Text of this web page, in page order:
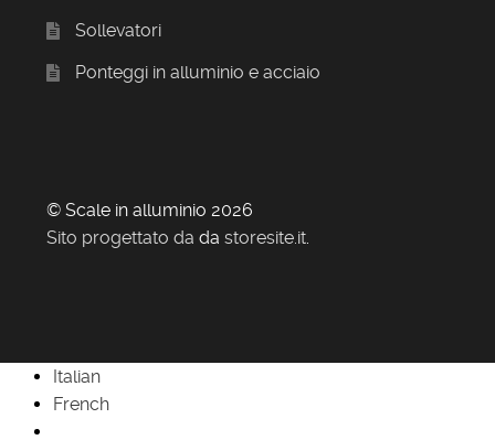
Sollevatori
Ponteggi in alluminio e acciaio
© Scale in alluminio 2026
Sito progettato da da storesite.it.
Italian
French